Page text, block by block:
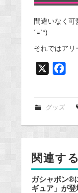
間違いなく
´◒`*)
それではアリ
o
k
グッズ
関連す
ガシャポン®
ギュア」が登